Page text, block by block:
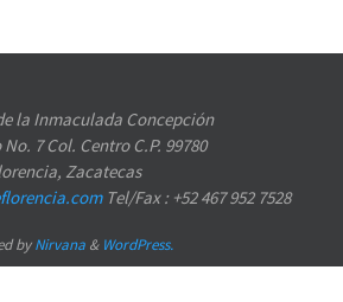
la Inmaculada Concepción
7 Col. Centro C.P. 99780
Zacatecas
Tel/Fax : +52 467 952 7528
byNirvana& WordPress.